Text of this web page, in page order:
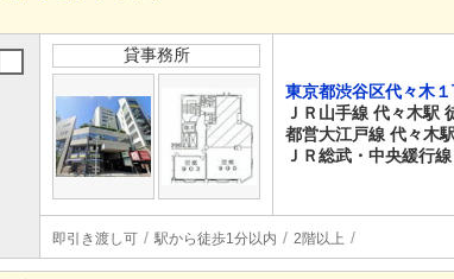
貸事務所
東京都渋谷区代々木１
ＪＲ山手線 代々木駅
都営大江戸線 代々木
ＪＲ総武・中央緩行
即引き渡し可 駅から徒歩1分以内 2階以上